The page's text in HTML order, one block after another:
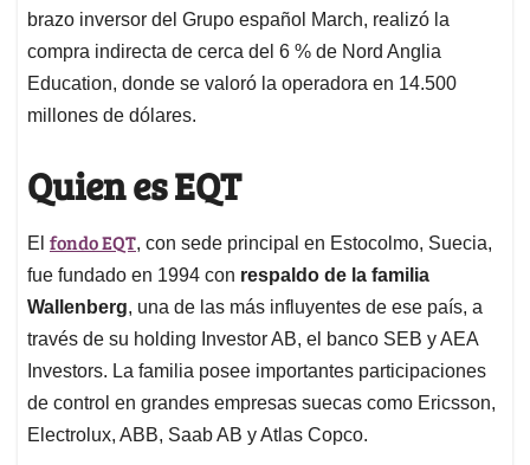
brazo inversor del Grupo español March, realizó la
compra indirecta de cerca del 6 % de Nord Anglia
Education, donde se valoró la operadora en 14.500
millones de dólares.
Quien es EQT
El fondo EQT, con sede principal en Estocolmo, Suecia,
fue fundado en 1994 con respaldo de la familia
Wallenberg, una de las más influyentes de ese país, a
través de su holding Investor AB, el banco SEB y AEA
Investors. La familia posee importantes participaciones
de control en grandes empresas suecas como Ericsson,
Electrolux, ABB, Saab AB y Atlas Copco.